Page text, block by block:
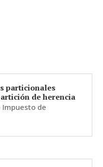
particionales
de herencia
Impuesto de